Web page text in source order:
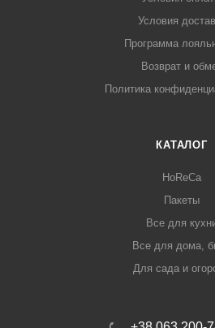
Условия
Программа
Возврат и
Политика
КАТАЛОГ
HoReCa
Пакеты
Все для
Все для дома,
Для сада и